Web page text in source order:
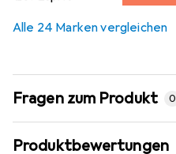
Alle 24 Marken vergleichen
Fragen zum Produkt 0
Produktbewertungen